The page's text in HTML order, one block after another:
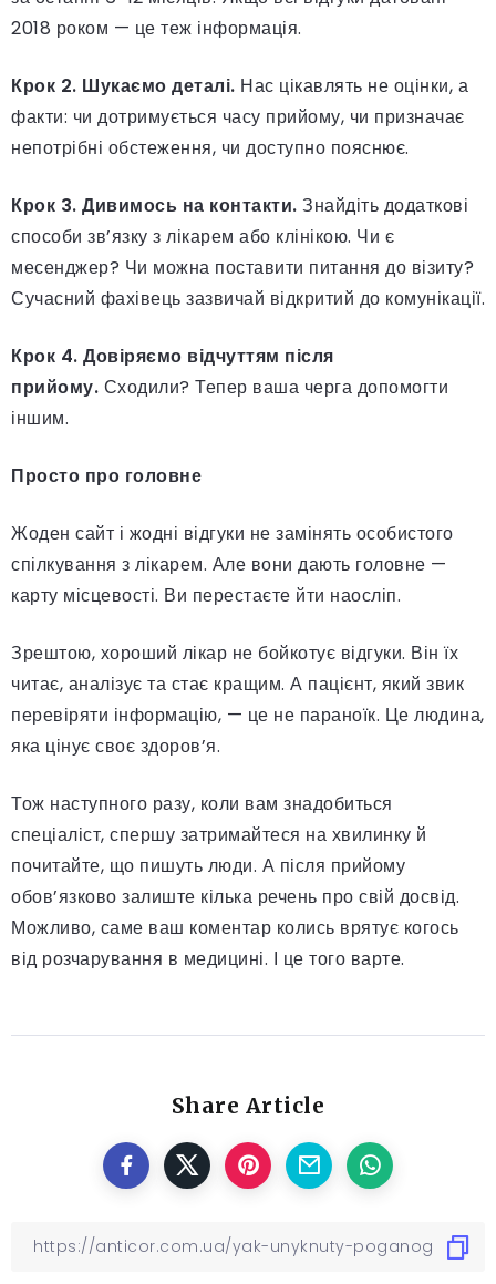
2018 роком — це теж інформація.
Крок 2. Шукаємо деталі. Нас цікавлять не оцінки, а
факти: чи дотримується часу прийому, чи призначає
непотрібні обстеження, чи доступно пояснює.
Крок 3. Дивимось на контакти. Знайдіть додаткові
способи зв’язку з лікарем або клінікою. Чи є
месенджер? Чи можна поставити питання до візиту?
Сучасний фахівець зазвичай відкритий до комунікації.
Крок 4. Довіряємо відчуттям після
прийому. Сходили? Тепер ваша черга допомогти
іншим.
Просто про головне
Жоден сайт і жодні відгуки не замінять особистого
спілкування з лікарем. Але вони дають головне —
карту місцевості. Ви перестаєте йти наосліп.
Зрештою, хороший лікар не бойкотує відгуки. Він їх
читає, аналізує та стає кращим. А пацієнт, який звик
перевіряти інформацію, — це не параноїк. Це людина,
яка цінує своє здоров’я.
Тож наступного разу, коли вам знадобиться
спеціаліст, спершу затримайтеся на хвилинку й
почитайте, що пишуть люди. А після прийому
обов’язково залиште кілька речень про свій досвід.
Можливо, саме ваш коментар колись врятує когось
від розчарування в медицині. І це того варте.
Share Article